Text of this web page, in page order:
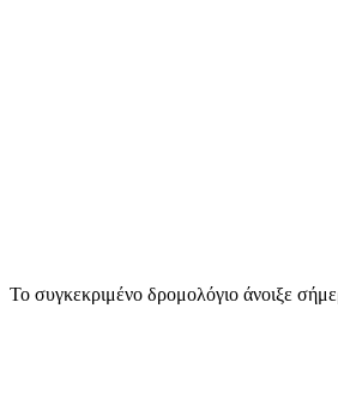
Το συγκεκριμένο δρομολόγιο άνοιξε